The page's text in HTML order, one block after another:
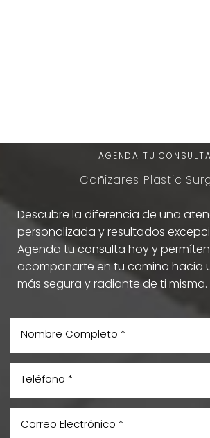
AGENDA TU CONSULTA
Cañizares Plastic
Descubre la diferencia de una
personalizada y resultados
Agenda tu consulta hoy y
acompañarte en tu camino hacia
más segura y radiante de ti misma.
Aa